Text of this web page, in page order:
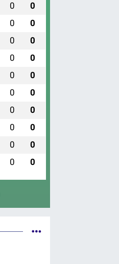
0 0
0 0
0 0
0 0
0 0
0 0
0 0
0 0
0 0
0 0